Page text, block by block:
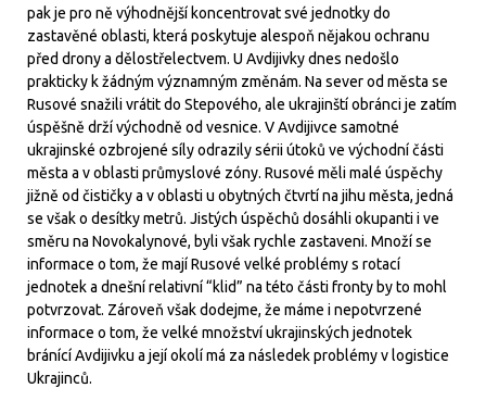
pak je pro ně výhodnější koncentrovat své jednotky do
zastavěné oblasti, která poskytuje alespoň nějakou ochranu
před drony a dělostřelectvem. U Avdijivky dnes nedošlo
prakticky k žádným významným změnám. Na sever od města se
Rusové snažili vrátit do Stepového, ale ukrajinští obránci je zatím
úspěšně drží východně od vesnice. V Avdijivce samotné
ukrajinské ozbrojené síly odrazily sérii útoků ve východní části
města a v oblasti průmyslové zóny. Rusové měli malé úspěchy
jižně od čističky a v oblasti u obytných čtvrtí na jihu města, jedná
se však o desítky metrů. Jistých úspěchů dosáhli okupanti i ve
směru na Novokalynové, byli však rychle zastaveni. Množí se
informace o tom, že mají Rusové velké problémy s rotací
jednotek a dnešní relativní “klid” na této části fronty by to mohl
potvrzovat. Zároveň však dodejme, že máme i nepotvrzené
informace o tom, že velké množství ukrajinských jednotek
bránící Avdijivku a její okolí má za následek problémy v logistice
Ukrajinců.